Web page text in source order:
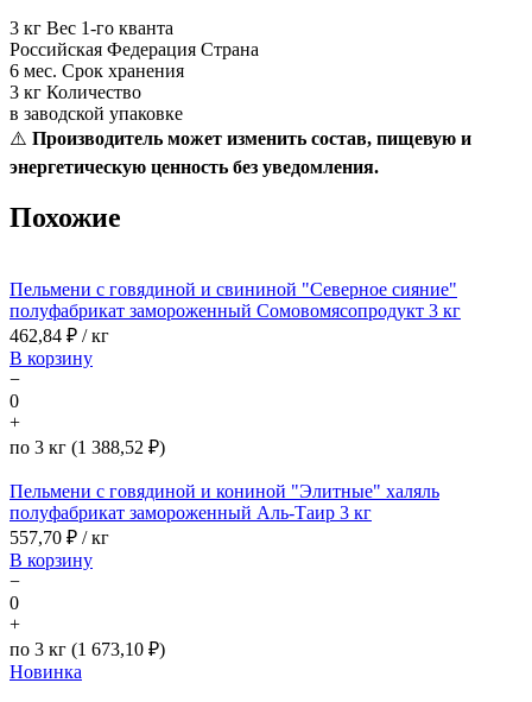
3 кг Вес 1-го кванта
Российская Федерация Страна
6 мес. Срок хранения
3 кг Количество
в заводской упаковке
⚠️ Производитель может изменить состав, пищевую и
энергетическую ценность без уведомления.
Похожие
Пельмени с говядиной и свининой "Северное сияние"
полуфабрикат замороженный Сомовомясопродукт 3 кг
462,84 ₽ / кг
В корзину
−
0
+
по 3 кг (1 388,52 ₽)
Пельмени с говядиной и кониной "Элитные" халяль
полуфабрикат замороженный Аль-Таир 3 кг
557,70 ₽ / кг
В корзину
−
0
+
по 3 кг (1 673,10 ₽)
Новинка